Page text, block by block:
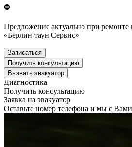
⛔
Предложение актуально при ремонте
«Берлин-таун Сервис»
Записаться
Получить консультацию
Вызвать эвакуатор
Диагностика
Получить консультацию
Заявка на эвакуатор
Оставьте номер телефона и мы с